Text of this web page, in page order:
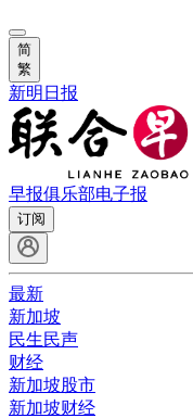
简
繁
新明日报
早报俱乐部电子报
订阅
最新
新加坡
民生民声
财经
新加坡股市
新加坡财经